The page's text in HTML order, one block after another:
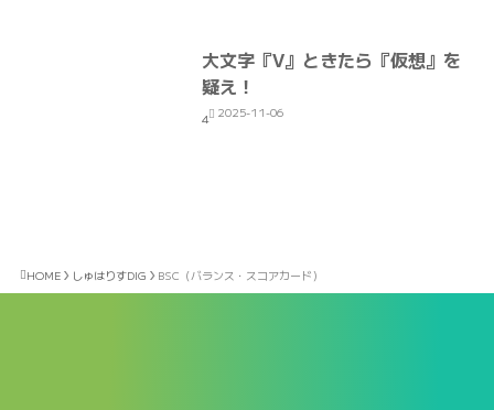
大文字『V』ときたら『仮想』を
疑え！
4 2025-11-06
HOME しゅはりすDIG BSC（バランス・スコアカード）